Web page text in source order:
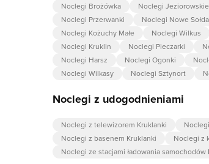
Noclegi Brożówka Noclegi Jeziorowskie
Noclegi Przerwanki
Noclegi Nowe
Noclegi Kożuchy Małe
Noclegi Wilkus
Noclegi Kruklin
Noclegi Pieczarki
Noclegi Harsz
Noclegi Ogonki
Noclegi Wilkasy
Noclegi Sztynort
Noclegi z udogodnieniami
Noclegi z telewizorem Kruklanki
Noclegi z basenem Kruklanki
Noclegi z
Noclegi ze stacjami ładowania samochodów